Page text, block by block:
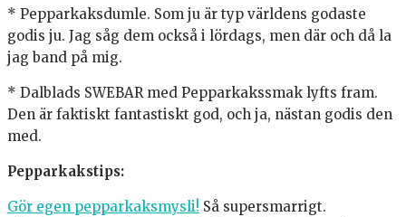
* Pepparkaksdumle. Som ju är typ världens godaste
godis ju. Jag såg dem också i lördags, men där och då la
jag band på mig.
* Dalblads SWEBAR med Pepparkakssmak lyfts fram.
Den är faktiskt fantastiskt god, och ja, nästan godis den
med.
Pepparkakstips:
Gör egen pepparkaksmysli! Så supersmarrigt.